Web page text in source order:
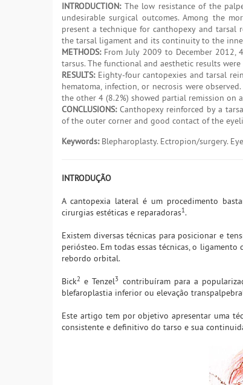
INTRODUCTION:The low resistance of the
undesirable surgical outcomes. Among the
present a technique for canthopexy and
the tarsal ligament and its continuity to the
METHODS:From July 2009 to December
tarsus. The functional and aesthetic results
RESULTS:Eighty-four cantopexies and tarsal
hematoma, infection, or necrosis were
the other 4 (8.2%) showed partial remission on
CONCLUSIONS:Canthopexy reinforced by a
of the outer corner and good contact of the
Keywords:Blepharoplasty. Ectropion/surgery.
INTRODUÇÃO
A cantopexia lateral é um procedimento
cirurgias estéticas e reparadoras1.
Existem diversas técnicas para posicionar e
periósteo. Em todas essas técnicas, o
rebordo orbital.
Bick2 e Tenzel3 contribuíram para a
blefaroplastia inferior ou elevação
Este artigo tem por objetivo apresentar uma
consistente e definitivo do tarso e sua